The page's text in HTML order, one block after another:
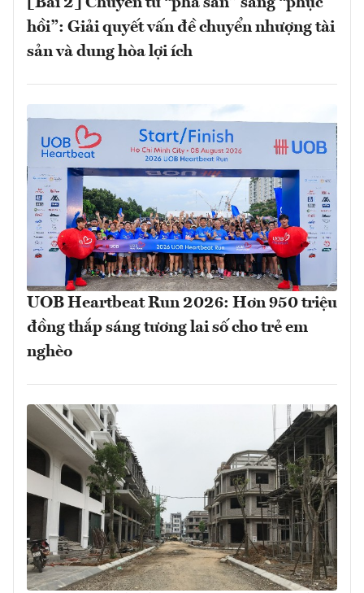
[Bài 2] Chuyển từ “phá sản” sang “phục
hồi”: Giải quyết vấn đề chuyển nhượng tài
sản và dung hòa lợi ích
UOB Heartbeat Run 2026: Hơn 950 triệu
đồng thắp sáng tương lai số cho trẻ em
nghèo